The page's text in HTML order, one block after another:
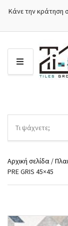
Κάνε την κράτηση
Μ
Ε
ν
μ
α
κ
γ
α
ή
τ
ρ
Αρχική σελίδα /
PRE GRIS 45×45